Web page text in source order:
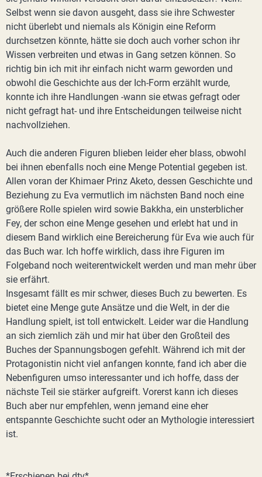
Selbst wenn sie davon ausgeht, dass sie ihre Schwester
nicht überlebt und niemals als Königin eine Reform
durchsetzen könnte, hätte sie doch auch vorher schon ihr
Wissen verbreiten und etwas in Gang setzen können. So
richtig bin ich mit ihr einfach nicht warm geworden und
obwohl die Geschichte aus der Ich-Form erzählt wurde,
konnte ich ihre Handlungen -wann sie etwas gefragt oder
nicht gefragt hat- und ihre Entscheidungen teilweise nicht
nachvollziehen.
Auch die anderen Figuren blieben leider eher blass, obwohl
bei ihnen ebenfalls noch eine Menge Potential gegeben ist.
Allen voran der Khimaer Prinz Aketo, dessen Geschichte und
Beziehung zu Eva vermutlich im nächsten Band noch eine
größere Rolle spielen wird sowie Bakkha, ein unsterblicher
Fey, der schon eine Menge gesehen und erlebt hat und in
diesem Band wirklich eine Bereicherung für Eva wie auch für
das Buch war. Ich hoffe wirklich, dass ihre Figuren im
Folgeband noch weiterentwickelt werden und man mehr über
sie erfährt.
Insgesamt fällt es mir schwer, dieses Buch zu bewerten. Es
bietet eine Menge gute Ansätze und die Welt, in der die
Handlung spielt, ist toll entwickelt. Leider war die Handlung
an sich ziemlich zäh und mir hat über den Großteil des
Buches der Spannungsbogen gefehlt. Während ich mit der
Protagonistin nicht viel anfangen konnte, fand ich aber die
Nebenfiguren umso interessanter und ich hoffe, dass der
nächste Teil sie stärker aufgreift. Vorerst kann ich dieses
Buch aber nur empfehlen, wenn jemand eine eher
entspannte Geschichte sucht oder an Mythologie interessiert
ist.